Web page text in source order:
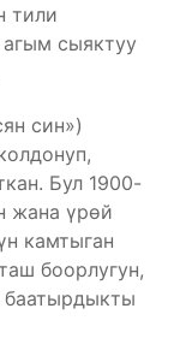
тили
сыяктуу
син»)
Бул 1900-
жана үрөй
камтыган
боорлугун,